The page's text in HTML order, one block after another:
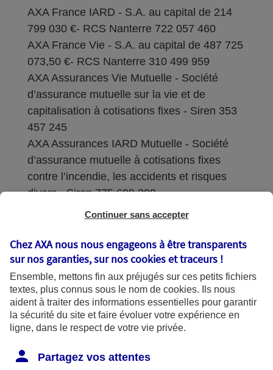
AXA France IARD - S.A. au capital de 214
799 030 €- RCS Nanterre 722 057 460
AXA France Vie - S.A. au capital de 487 725
073,50 €- RCS Nanterre 310 499 959
AXA Assurances Vie Mutuelle - Société
d’assurance mutuelle sur la vie et de
capitalisation à cotisations fixes - Siren 353
457 245
AXA Assurances IARD Mutuelle - Société
d’assurance mutuelle à cotisations fixes
contre l’incendie, les accidents et risques
divers - Siren 775 699 309
Sièges sociaux : 313 Terrasses de l’Arche –
Coordonnées de l'Autorité de contrôle
prudentiel et de résolution (ACPR) : - 4
Place de Budapest - CS 92459 - 75436
Paris Cedex 09. Le détail des procédures de
recours et de réclamation et les
disponibles sur le site axa.fr.
Continuer sans accepter
Chez AXA nous nous engageons à être transparents
sur nos garanties, sur noscookies et traceurs !
Ensemble, mettons fin aux préjugés sur ces petits fichiers
textes, plus connus sous le nom de cookies. Ils nous
aident à traiter des informations essentielles pour garantir
la sécurité du site et faire évoluer votre expérience en
ligne, dans le respect de votre vie privée.
Partagez vos attentes